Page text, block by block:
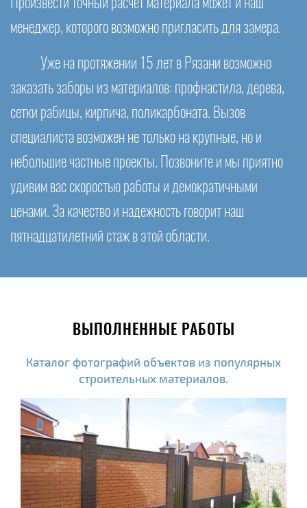
Произвести точный расчет материала может и наш
менеджер, которого возможно пригласить для замера.
Уже на протяжении 15 лет в Рязани возможно
заказать заборы из материалов: профнастила, дерева,
сетки рабицы, кирпича, поликарбоната. Вызов
специалиста возможен не только на крупные, но и
небольшие частные проекты. Позвоните и мы приятно
удивим вас скоростью работы и демократичными
ценами. За качество и надежность говорит наш
пятнадцатилетний стаж в этой области.
ВЫПОЛНЕННЫЕ РАБОТЫ
Каталог фотографий объектов из популярных
строительных материалов.